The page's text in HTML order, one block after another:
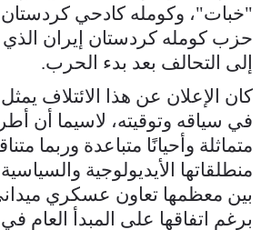
"خبات"، وكومله كادحي
حزب كومله كردستان إيران الذي
إلى التحالف بعد بدء الحرب.
كان الإعلان عن هذا الائتلاف يمثل
في سياقه وتوقيته، لاسيما أن
متماثلة وأحيانًا متباعدة وربما
منطلقاتها الأيديولوجية
بين معظمها تعاون عسكري
برغم اتفاقها على المبدأ العام